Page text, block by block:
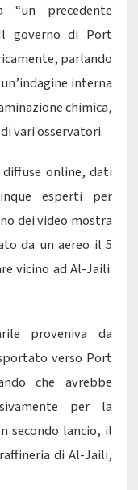
“un precedente
governo di Port
parlando
interna
chimica,
vari osservatori.
diffuse online, dati
esperti per
dei video mostra
da un aereo il 5
vicino ad Al-Jaili:
proveniva da
verso Port
che avrebbe
per la
secondo lancio, il
di Al-Jaili,